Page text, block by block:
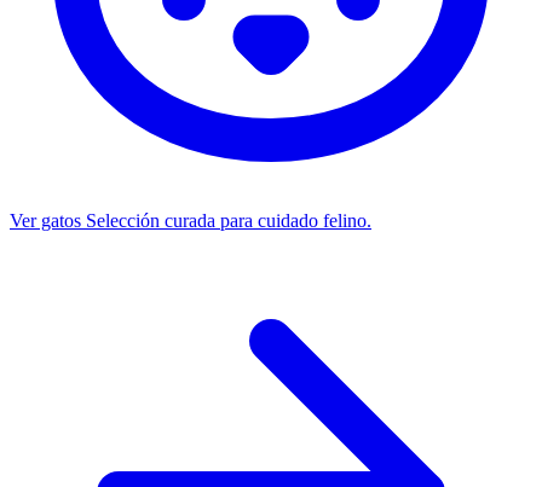
Ver gatos Selección curada para cuidado felino.